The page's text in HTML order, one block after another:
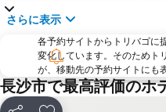
さらに表示
各予約サイトからトリバゴに
変化しています。そのためト
が、移動先の予約サイトにも
長沙市で最高評価のホ